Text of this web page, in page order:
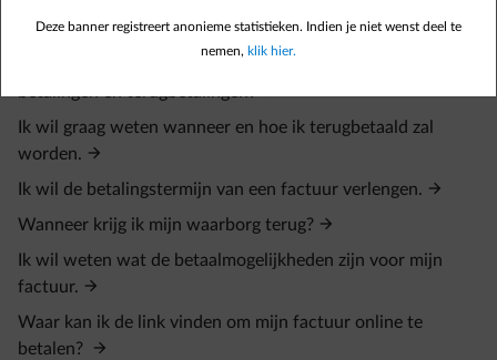
Ik ontvang een betalingsherinnering voor een factuur.
Ik wil graag weten wanneer en hoe ik terugbetaald zal
worden.
Ik wil de betalingstermijn van een factuur verlengen.
Wanneer krijg ik mijn waarborg terug?
Ik wil weten wat de betaalmogelijkheden zijn voor mijn
factuur.
Waar kan ik de link vinden om mijn factuur online te
betalen?
Deze banner registreert anonieme statistieken. Indien je niet wenst deel te
nemen, klik hier.